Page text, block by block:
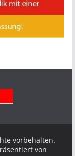
vorbehalten.
von